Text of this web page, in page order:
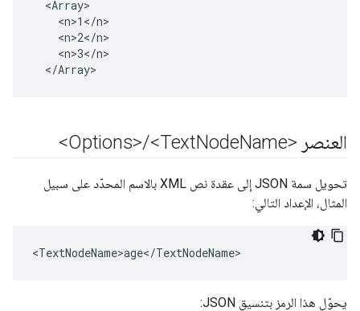
  <Array>
    <n>1</n>
    <n>2</n>
    <n>3</n>
  </Array>
العنصر <Options> /<TextNodeName>
تحويل سمة JSON إلى عقدة نص XML بالاسم المحدّد على سبيل
المثال، الإعداد التالي:
<TextNodeName>age</TextNodeName>
يحوّل هذا الرمز بتنسيق JSON: